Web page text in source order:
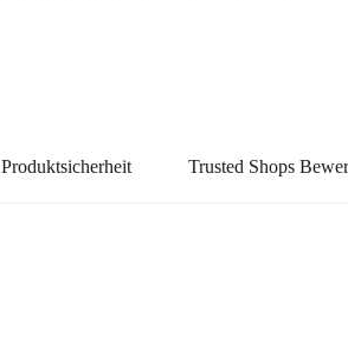
Produktsicherheit Trusted Shops